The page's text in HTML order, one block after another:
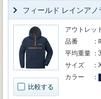
フィールド レインアノ
比較する
アウトレッ
品番
平均重量
サイズ
カラー